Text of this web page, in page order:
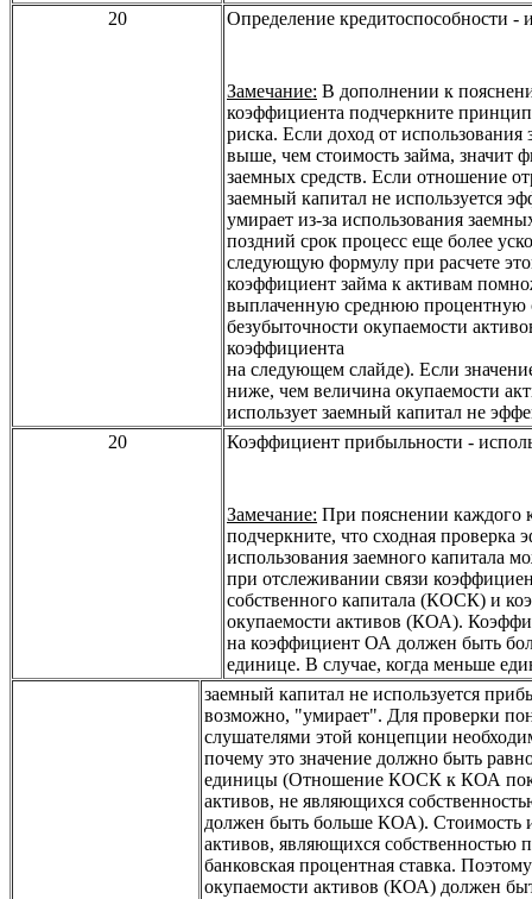
20
Определение кредитоспособности -
Замечание: В дополнении к
коэффициента подчеркните
риска. Если доход от использования
выше, чем стоимость займа, значит
заемных средств. Если отношение
заемный капитал не используется
умирает из-за использования
поздний срок процесс еще более
следующую формулу при расчете
коэффициент займа к активам
выплаченную среднюю процентную
безубыточности окупаемости
коэффициента
на следующем слайде). Если
ниже, чем величина окупаемости
использует заемный капитал не
20
Коэффициент прибыльности -
Замечание: При пояснении каждого
подчеркните, что сходная проверка
использования заемного капитала
при отслеживании связи
собственного капитала (КОСК) и
окупаемости активов (КОА).
на коэффициент ОА должен быть
единице. В случае, когда меньше
заемный капитал не используется
возможно, "умирает". Для проверки
слушателями этой концепции
почему это значение должно быть
единицы (Отношение КОСК к КОА
активов, не являющихся
должен быть больше КОА). Стоимость
активов, являющихся собственностью
банковская процентная ставка.
окупаемости активов (КОА) должен